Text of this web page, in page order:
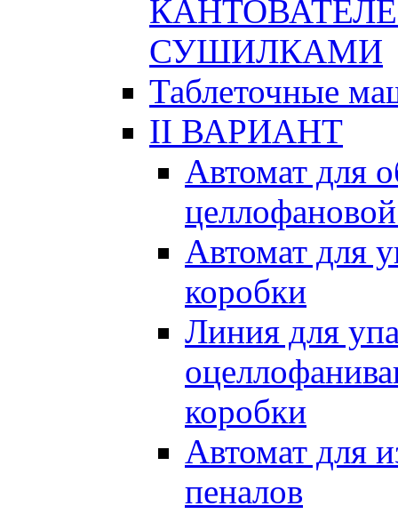
СУШИЛКАМИ
Таблеточные
II ВАРИАНТ
Автомат для
Автомат для
коробки
Линия для
коробки
Автомат для
пеналов